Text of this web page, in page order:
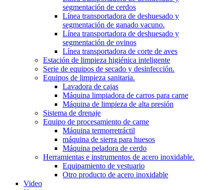
segmentación de cerdos
Línea transportadora de deshuesado y
segmentación de ganado vacuno.
Línea transportadora de deshuesado y
segmentación de ovinos
Línea transportadora de corte de aves
Estación de limpieza higiénica inteligente
Serie de equipos de secado y desinfección.
Equipos de limpieza sanitaria.
Lavadora de cajas
Máquina limpiadora de carros para carne
Máquina de limpieza de alta presión
Sistema de drenaje
Equipo de procesamiento de carne
Máquina termorretráctil
máquina de sierra para huesos
Máquina peladora de cerdo
Herramientas e instrumentos de acero inoxidable.
Equipamiento de vestuario
Otro producto de acero inoxidable
Video